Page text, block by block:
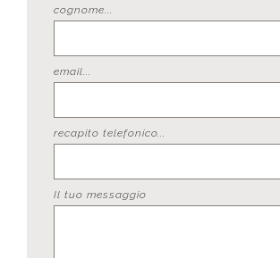
cognome...
email...
recapito telefonico...
Il tuo messaggio